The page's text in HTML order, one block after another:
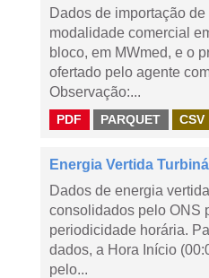
Dados de importação
modalidade comercial
bloco, em MWmed, e o
ofertado pelo agente
Observação:...
PDF PARQUET CSV
Energia Vertida
Dados de energia
consolidados pelo ONS
periodicidade horária.
dados, a Hora Início
pelo...